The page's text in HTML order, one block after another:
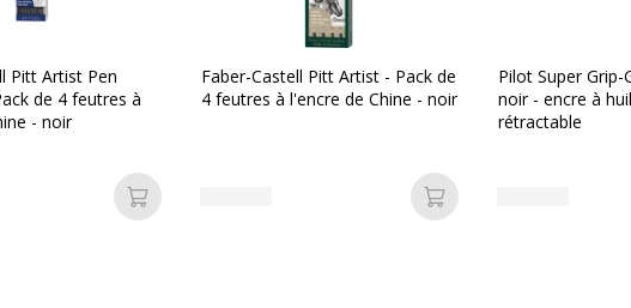
Pitt Artist Pen
de 4 feutres à
- noir
Ajouter au panier
Faber-Castell Pitt Artist - Pack de
4 feutres à l'encre de Chine - noir
Ajouter au panier
Pilot Super Grip-
noir - encre à
rétractable